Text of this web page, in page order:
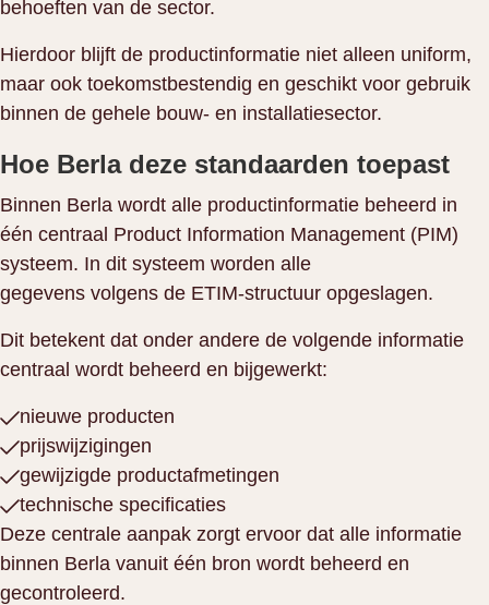
behoeften van de sector.
Hierdoor blijft de productinformatie niet alleen uniform,
maar ook toekomstbestendig en geschikt voor gebruik
binnen de gehele bouw- en installatiesector.
Hoe Berla deze standaarden toepast
Binnen Berla wordt alle productinformatie beheerd in
één centraal Product Information Management (PIM)
systeem. In dit systeem worden alle
gegevens volgens de ETIM-structuur opgeslagen.
Dit betekent dat onder andere de volgende informatie
centraal wordt beheerd en bijgewerkt:
nieuwe producten
prijswijzigingen
gewijzigde productafmetingen
technische specificaties
Deze centrale aanpak zorgt ervoor dat alle informatie
binnen Berla vanuit één bron wordt beheerd en
gecontroleerd.